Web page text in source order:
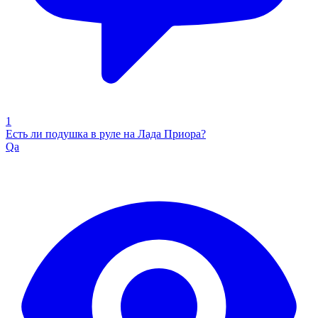
1
Есть ли подушка в руле на Лада Приора?
Qa